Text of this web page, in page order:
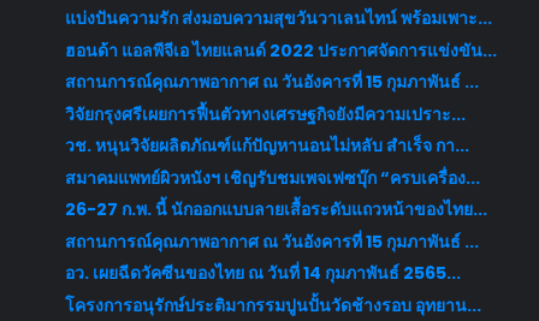
แบ่งปันความรัก ส่งมอบความสุขวันวาเลนไทน์ พร้อมเพาะ...
ฮอนด้า แอลพีจีเอ ไทยแลนด์ 2022 ประกาศจัดการแข่งขัน...
สถานการณ์คุณภาพอากาศ ณ วันอังคารที่ 15 กุมภาพันธ์ ...
วิจัยกรุงศรีเผยการฟื้นตัวทางเศรษฐกิจยังมีความเปราะ...
วช. หนุนวิจัยผลิตภัณฑ์แก้ปัญหานอนไม่หลับ สำเร็จ กา...
สมาคมแพทย์ผิวหนังฯ เชิญรับชมเพจเฟซบุ๊ก “ครบเครื่อง...
26-27 ก.พ. นี้ นักออกแบบลายเสื้อระดับแถวหน้าของไทย...
สถานการณ์คุณภาพอากาศ ณ วันอังคารที่ 15 กุมภาพันธ์ ...
อว. เผยฉีดวัคซีนของไทย ณ วันที่ 14 กุมภาพันธ์ 2565...
โครงการอนุรักษ์ประติมากรรมปูนปั้นวัดช้างรอบ อุทยาน...